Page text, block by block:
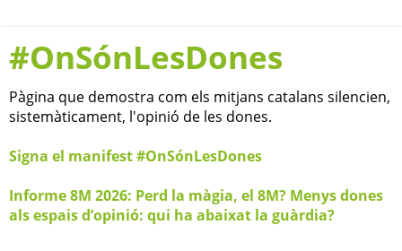
#OnSónLesDones
Pàgina que demostra com els mitjans catalans silencien,
sistemàticament, l'opinió de les dones.
Signa el manifest #OnSónLesDones
Informe 8M 2026: Perd la màgia, el 8M? Menys dones
als espais d’opinió: qui ha abaixat la guàrdia?